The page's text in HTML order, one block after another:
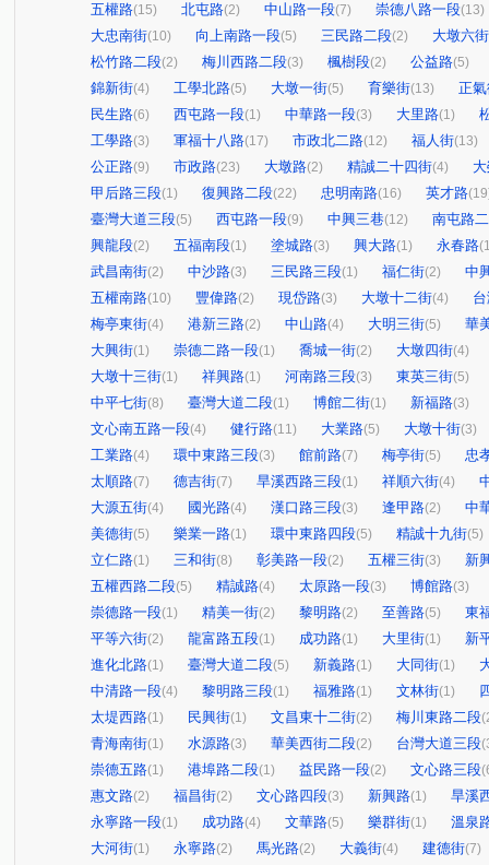
五權路(15) 北屯路(2) 中山路一段(7) 崇德八路一段(13)
大忠南街(10) 向上南路一段(5) 三民路二段(2)
大墩六街
松竹路二段(2) 梅川西路二段(3) 楓樹段(2) 公益路(5)
錦新街(4) 工學北路(5) 大墩一街(5) 育樂街(13)
正
民生路(6) 西屯路一段(1) 中華路一段(3) 大里路(1)
工學路(3) 軍福十八路(17) 市政北二路(12) 福人街(13)
公正路(9) 市政路(23) 大墩路(2) 精誠二十四街(4)
甲后路三段(1) 復興路二段(22) 忠明南路(16) 英才路
臺灣大道三段(5) 西屯路一段(9) 中興三巷(12)
南屯路
興龍段(2) 五福南段(1) 塗城路(3) 興大路(1) 永春路
武昌南街(2) 中沙路(3) 三民路三段(1) 福仁街(2)
中
五權南路(10) 豐偉路(2) 現岱路(3) 大墩十二街(4)
梅亭東街(4) 港新三路(2) 中山路(4) 大明三街(5)
華
大興街(1) 崇德二路一段(1) 喬城一街(2) 大墩四街(4)
大墩十三街(1) 祥興路(1) 河南路三段(3) 東英三街(5)
中平七街(8) 臺灣大道二段(1) 博館二街(1) 新福路(3)
文心南五路一段(4) 健行路(11) 大業路(5) 大墩十街(3)
工業路(4) 環中東路三段(3) 館前路(7) 梅亭街(5)
忠
太順路(7) 德吉街(7) 旱溪西路三段(1) 祥順六街(4)
大源五街(4) 國光路(4) 漢口路三段(3) 逢甲路(2)
中
美德街(5) 樂業一路(1) 環中東路四段(5) 精誠十九街(5)
立仁路(1) 三和街(8) 彰美路一段(2) 五權三街(3)
新
五權西路二段(5) 精誠路(4) 太原路一段(3) 博館路(3)
崇德路一段(1) 精美一街(2) 黎明路(2) 至善路(5)
東
平等六街(2) 龍富路五段(1) 成功路(1) 大里街(1)
新
進化北路(1) 臺灣大道二段(5) 新義路(1) 大同街(1)
中清路一段(4) 黎明路三段(1) 福雅路(1) 文林街(1)
太堤西路(1) 民興街(1) 文昌東十二街(2) 梅川東路二段
青海南街(1) 水源路(3) 華美西街二段(2) 台灣大道三段
崇德五路(1) 港埠路二段(1) 益民路一段(2) 文心路三段
惠文路(2) 福昌街(2) 文心路四段(3) 新興路(1)
旱溪
永寧路一段(1) 成功路(4) 文華路(5) 樂群街(1)
溫泉
大河街(1) 永寧路(2) 馬光路(2) 大義街(4) 建德街(7)